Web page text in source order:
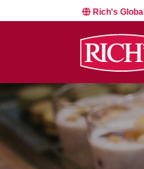
Rich's Global